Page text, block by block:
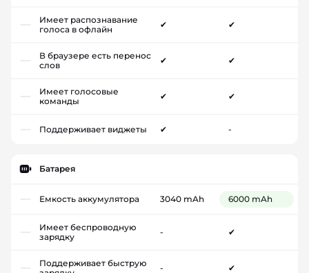
Имеет распознавание
голоса в офлайн
✔ ✔
В браузере есть перенос
слов
✔ ✔
Имеет голосовые
команды
✔ ✔
Поддерживает виджеты ✔ -
Батарея
Емкость аккумулятора 3040 mAh 6000 mAh
Имеет беспроводную
зарядку
- ✔
Поддерживает быструю
- ✔